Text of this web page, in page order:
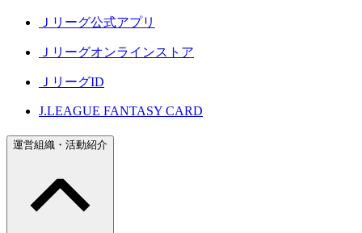
Ｊリーグ公式アプリ
Ｊリーグオンラインストア
ＪリーグID
J.LEAGUE FANTASY CARD
運営組織・活動紹介